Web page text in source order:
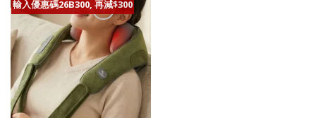
輸入優惠碼26B300, 再減$300
添加到我的
最愛